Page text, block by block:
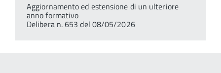
Aggiornamento ed estensione di un ulteriore
anno formativo
Delibera n. 653 del 08/05/2026